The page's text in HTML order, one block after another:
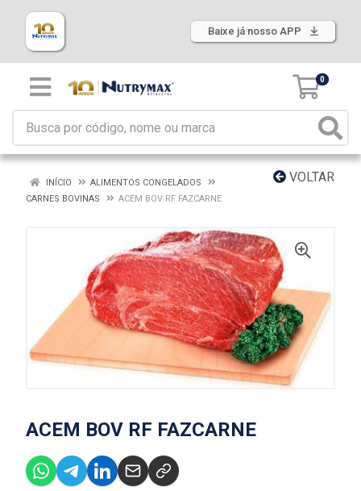
Baixe já nosso APP
0
VOLTAR
INÍCIO
ALIMENTOS CONGELADOS
CARNES BOVINAS
ACEM BOV RF FAZCARNE
ACEM BOV RF FAZCARNE